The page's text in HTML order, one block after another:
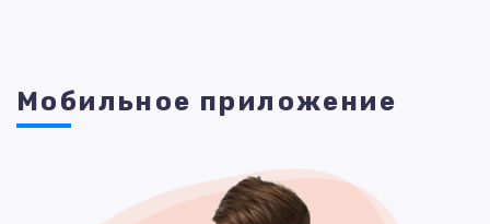
Мобильное приложение